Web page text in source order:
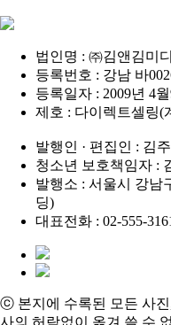
법인명 : ㈜김앤김미
등록번호 : 강남 바
등록일자 : 2009년 4
제호 : 다이렉트셀링(
발행인 · 편집인 : 김주
청소년 보호책임자 :
발행소 : 서울시 강남
딩)
대표전화 : 02-555-
ⓒ 본지에 수록된 모든 사
사의 허락없이 옮겨 쓸 수